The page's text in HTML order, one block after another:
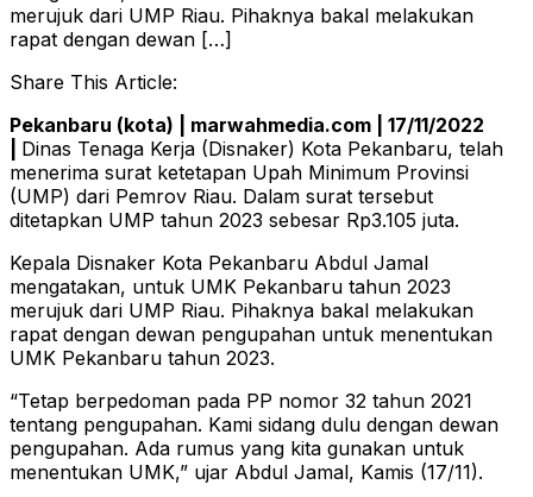
merujuk dari UMP Riau. Pihaknya bakal melakukan
rapat dengan dewan […]
Share This Article:
Pekanbaru (kota) | marwahmedia.com | 17/11/2022
Dinas Tenaga Kerja (Disnaker) Kota Pekanbaru, telah
menerima surat ketetapan Upah Minimum Provinsi
(UMP) dari Pemrov Riau. Dalam surat tersebut
ditetapkan UMP tahun 2023 sebesar Rp3.105 juta.
Kepala Disnaker Kota Pekanbaru Abdul Jamal
mengatakan, untuk UMK Pekanbaru tahun 2023
merujuk dari UMP Riau. Pihaknya bakal melakukan
rapat dengan dewan pengupahan untuk menentukan
UMK Pekanbaru tahun 2023.
“Tetap berpedoman pada PP nomor 32 tahun 2021
tentang pengupahan. Kami sidang dulu dengan dewan
pengupahan. Ada rumus yang kita gunakan untuk
menentukan UMK,” ujar Abdul Jamal, Kamis (17/11).